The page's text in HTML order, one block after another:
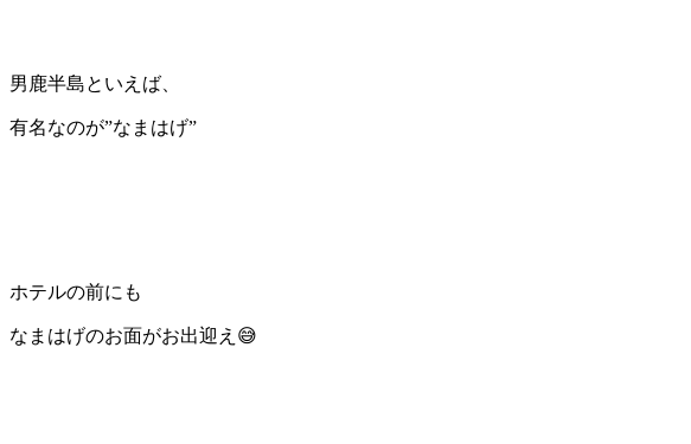
男鹿半島といえば、
有名なのが”なまはげ”
ホテルの前にも
なまはげのお面がお出迎え😅